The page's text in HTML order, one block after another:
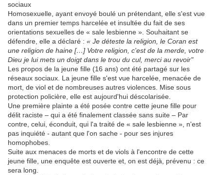
sociaux
Homosexuelle, ayant envoyé boulé un prétendant, elle s'est vue
dans un premier temps harcelée et insultée du fait de ses
orientations sexuelles de « sale lesbienne ». Souhaitant se
défendre, elle a déclaré : « Je déteste la religion, le Coran est
une religion de haine […] Votre religion, c'est de la merde, votre
Dieu je lui mets un doigt dans le trou du cul, merci au revoir"
Les propos de la jeune fille (16 ans) ont été partagé sur les
réseaux sociaux. La jeune fille s'est vue harcelée, menacée de
mort, de viol et de nombreuses autres violences. Mise sous
protection policière, elle est aujourd'hui déscolarisée.
Une première plainte a été posée contre cette jeune fille pour
délit raciste – qui a été finalement classée sans suite – Par
contre, celui, éconduit, qui l'a traité de « sale lesbienne », n'est
pas inquiété - autant que l'on sache - pour ses injures
homophobes.
Suite aux menaces de morts et de viols à l'encontre de cette
jeune fille, une enquête est ouverte et, on est déjà, prévenu : ce
sera long.